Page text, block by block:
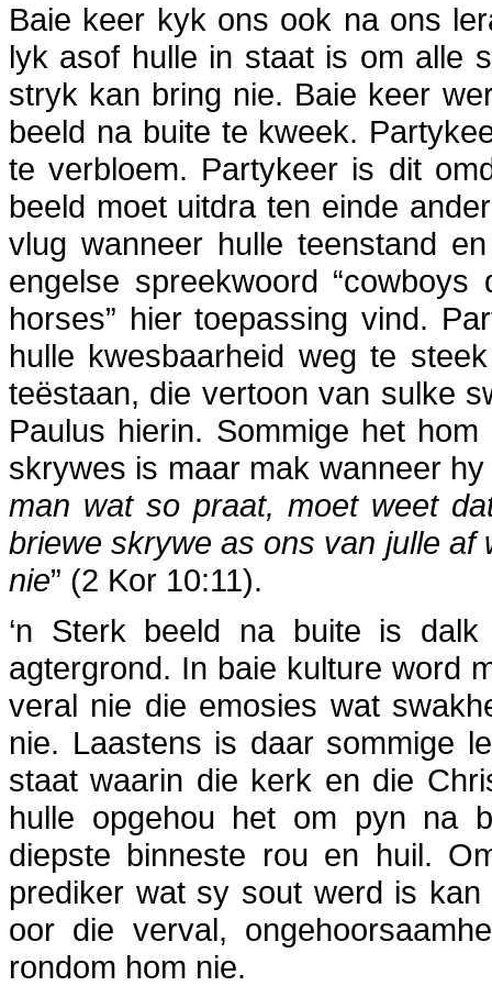
Baie keer kyk ons ook na ons
lyk asof hulle in staat is om alle
stryk kan bring nie. Baie keer
beeld na buite te kweek.
te verbloem. Partykeer is dit
beeld moet uitdra ten einde
vlug wanneer hulle teenstand
engelse spreekwoord
horses” hier toepassing vind.
hulle kwesbaarheid weg te
teëstaan, die vertoon van sulke
Paulus hierin. Sommige het
skrywes is maar mak wanneer
man wat so praat, moet weet
briewe skrywe as ons van julle
nie” (2 Kor 10:11).
‘n Sterk beeld na buite is
agtergrond. In baie kulture word
veral nie die emosies wat
nie. Laastens is daar sommige
staat waarin die kerk en die
hulle opgehou het om pyn na
diepste binneste rou en huil.
prediker wat sy sout werd is
oor die verval,
rondom hom nie.